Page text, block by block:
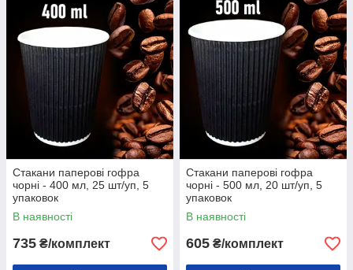
Стакани паперові гофра
чорні - 400 мл, 25 шт/уп, 5
упаковок
В наявності
735 ₴/комплект
Стакани паперові гофра
чорні - 500 мл, 20 шт/уп, 5
упаковок
В наявності
605 ₴/комплект